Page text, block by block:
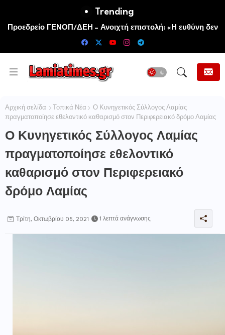
Trending
Προεδρείο ΓΕΝΟΠ/ΔΕΗ – Ανοιχτή επιστολή: «Η ευθύνη δεν
μεταφέρεται. Αναλαμβάνεται πριν θρηνήσουμε θύματα»
Αρχική σελίδα Τοπικά Νέα
Ο Κυνηγετικός Σύλλογος Λαμίας
πραγματοποίησε εθελοντικό καθαρισμό στον Περιφερειακό δρόμο Λαμίας
Ο Κυνηγετικός Σύλλογος Λαμίας
πραγματοποίησε εθελοντικό
καθαρισμό στον Περιφερειακό
δρόμο Λαμίας
Τρίτη, Οκτωβρίου 05, 2021 1 λεπτά ανάγνωσης